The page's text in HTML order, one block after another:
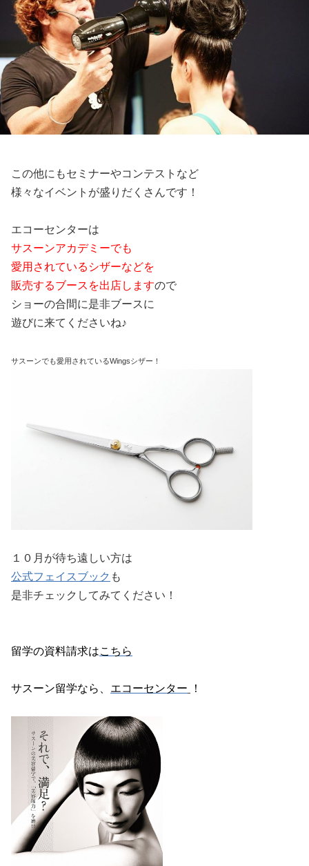
この他にもセミナーやコンテストなど
様々なイベントが盛りだくさんです！
エコーセンターは
サスーンアカデミーでも
愛用されているシザーなどを
販売するブースを出店しますので
ショーの合間に是非ブースに
遊びに来てくださいね♪
サスーンでも愛用されているWingsシザー！
１０月が待ち遠しい方は
公式フェイスブック も
是非チェックしてみてください！
留学の資料請求はこちら
サスーン留学なら、 エコーセンター ！